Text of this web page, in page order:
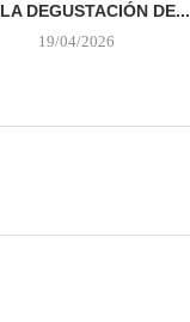
DEGUSTACIÓN DE...
19/04/2026